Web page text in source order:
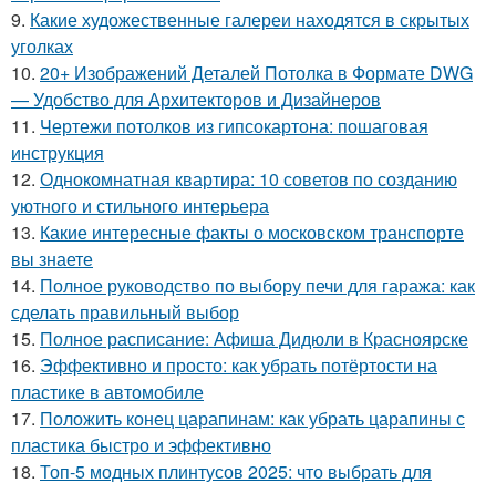
9. Какие художественные галереи находятся в скрытых
уголках
10. 20+ Изображений Деталей Потолка в Формате DWG
— Удобство для Архитекторов и Дизайнеров
11. Чертежи потолков из гипсокартона: пошаговая
инструкция
12. Однокомнатная квартира: 10 советов по созданию
уютного и стильного интерьера
13. Какие интересные факты о московском транспорте
вы знаете
14. Полное руководство по выбору печи для гаража: как
сделать правильный выбор
15. Полное расписание: Афиша Дидюли в Красноярске
16. Эффективно и просто: как убрать потёртости на
пластике в автомобиле
17. Положить конец царапинам: как убрать царапины с
пластика быстро и эффективно
18. Топ-5 модных плинтусов 2025: что выбрать для